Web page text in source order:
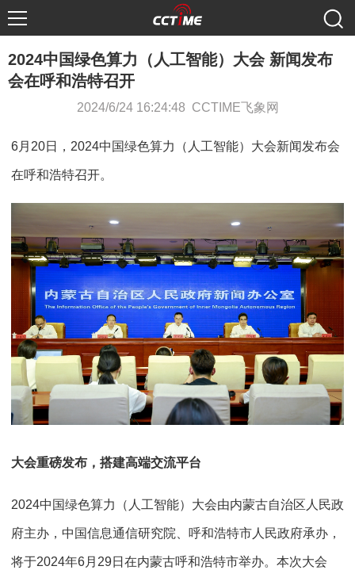
2024中国绿色算力（人工智能）大会 新闻发布
会在呼和浩特召开
2024/6/24 16:24:48 CCTIME飞象网
6月20日，2024中国绿色算力（人工智能）大会新闻发布会
在呼和浩特召开。
大会重磅发布，搭建高端交流平台
2024中国绿色算力（人工智能）大会由内蒙古自治区人民政
府主办，中国信息通信研究院、呼和浩特市人民政府承办，
将于2024年6月29日在内蒙古呼和浩特市举办。本次大会